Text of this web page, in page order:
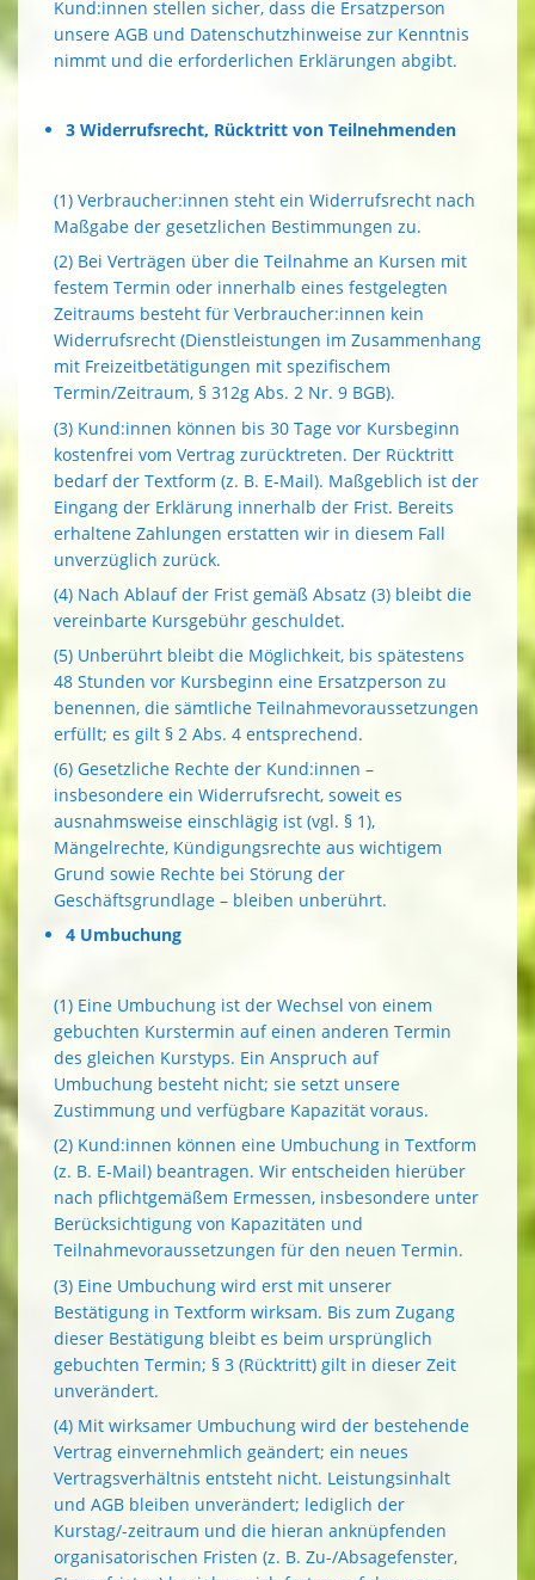
Kund:innen stellen sicher, dass die Ersatzperson
unsere AGB und Datenschutzhinweise zur Kenntnis
nimmt und die erforderlichen Erklärungen abgibt.
3 Widerrufsrecht, Rücktritt von Teilnehmenden
(1) Verbraucher:innen steht ein Widerrufsrecht nach
Maßgabe der gesetzlichen Bestimmungen zu.
(2) Bei Verträgen über die Teilnahme an Kursen mit
festem Termin oder innerhalb eines festgelegten
Zeitraums besteht für Verbraucher:innen kein
Widerrufsrecht (Dienstleistungen im Zusammenhang
mit Freizeitbetätigungen mit spezifischem
Termin/Zeitraum, § 312g Abs. 2 Nr. 9 BGB).
(3) Kund:innen können bis 30 Tage vor Kursbeginn
kostenfrei vom Vertrag zurücktreten. Der Rücktritt
bedarf der Textform (z. B. E-Mail). Maßgeblich ist der
Eingang der Erklärung innerhalb der Frist. Bereits
erhaltene Zahlungen erstatten wir in diesem Fall
unverzüglich zurück.
(4) Nach Ablauf der Frist gemäß Absatz (3) bleibt die
vereinbarte Kursgebühr geschuldet.
(5) Unberührt bleibt die Möglichkeit, bis spätestens
48 Stunden vor Kursbeginn eine Ersatzperson zu
benennen, die sämtliche Teilnahmevoraussetzungen
erfüllt; es gilt § 2 Abs. 4 entsprechend.
(6) Gesetzliche Rechte der Kund:innen –
insbesondere ein Widerrufsrecht, soweit es
ausnahmsweise einschlägig ist (vgl. § 1),
Mängelrechte, Kündigungsrechte aus wichtigem
Grund sowie Rechte bei Störung der
Geschäftsgrundlage – bleiben unberührt.
4 Umbuchung
(1) Eine Umbuchung ist der Wechsel von einem
gebuchten Kurstermin auf einen anderen Termin
des gleichen Kurstyps. Ein Anspruch auf
Umbuchung besteht nicht; sie setzt unsere
Zustimmung und verfügbare Kapazität voraus.
(2) Kund:innen können eine Umbuchung in Textform
(z. B. E-Mail) beantragen. Wir entscheiden hierüber
nach pflichtgemäßem Ermessen, insbesondere unter
Berücksichtigung von Kapazitäten und
Teilnahmevoraussetzungen für den neuen Termin.
(3) Eine Umbuchung wird erst mit unserer
Bestätigung in Textform wirksam. Bis zum Zugang
dieser Bestätigung bleibt es beim ursprünglich
gebuchten Termin; § 3 (Rücktritt) gilt in dieser Zeit
unverändert.
(4) Mit wirksamer Umbuchung wird der bestehende
Vertrag einvernehmlich geändert; ein neues
Vertragsverhältnis entsteht nicht. Leistungsinhalt
und AGB bleiben unverändert; lediglich der
Kurstag/-zeitraum und die hieran anknüpfenden
organisatorischen Fristen (z. B. Zu-/Absagefenster,